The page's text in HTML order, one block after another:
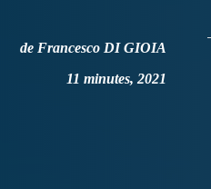
de Francesco DI GIOIA
11 minutes, 2021